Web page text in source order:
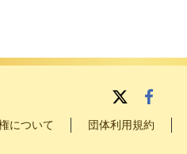
について 団体利用規約